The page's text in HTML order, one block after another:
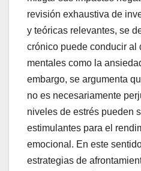
revisión exhaustiva de
y teóricas relevantes, se
crónico puede conducir al
mentales como la
embargo, se argumenta
no es necesariamente
niveles de estrés pueden
estimulantes para el
emocional. En este
estrategias de